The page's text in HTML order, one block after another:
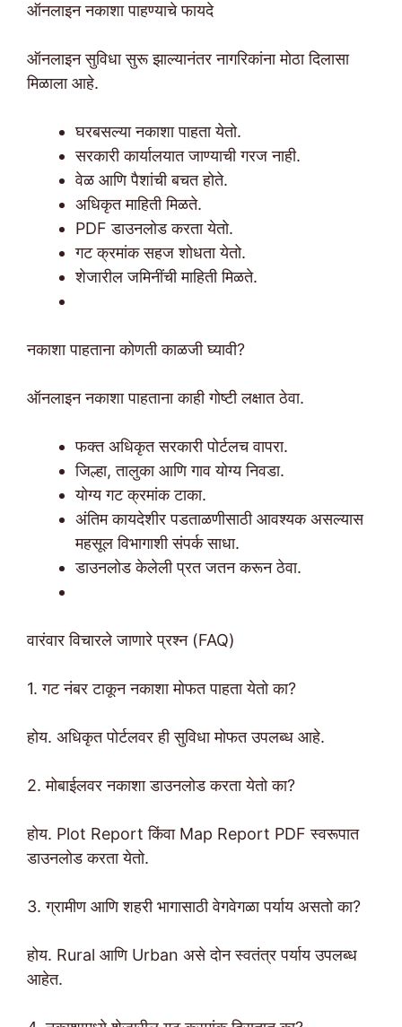
ऑनलाइन नकाशा पाहण्याचे फायदे
ऑनलाइन सुविधा सुरू झाल्यानंतर नागरिकांना मोठा दिलासा
मिळाला आहे.
घरबसल्या नकाशा पाहता येतो.
सरकारी कार्यालयात जाण्याची गरज नाही.
वेळ आणि पैशांची बचत होते.
अधिकृत माहिती मिळते.
PDF डाउनलोड करता येतो.
गट क्रमांक सहज शोधता येतो.
शेजारील जमिनींची माहिती मिळते.
नकाशा पाहताना कोणती काळजी घ्यावी?
ऑनलाइन नकाशा पाहताना काही गोष्टी लक्षात ठेवा.
फक्त अधिकृत सरकारी पोर्टलच वापरा.
जिल्हा, तालुका आणि गाव योग्य निवडा.
योग्य गट क्रमांक टाका.
अंतिम कायदेशीर पडताळणीसाठी आवश्यक असल्यास
महसूल विभागाशी संपर्क साधा.
डाउनलोड केलेली प्रत जतन करून ठेवा.
वारंवार विचारले जाणारे प्रश्न (FAQ)
1. गट नंबर टाकून नकाशा मोफत पाहता येतो का?
होय. अधिकृत पोर्टलवर ही सुविधा मोफत उपलब्ध आहे.
2. मोबाईलवर नकाशा डाउनलोड करता येतो का?
होय. Plot Report किंवा Map Report PDF स्वरूपात
डाउनलोड करता येतो.
3. ग्रामीण आणि शहरी भागासाठी वेगवेगळा पर्याय असतो का?
होय. Rural आणि Urban असे दोन स्वतंत्र पर्याय उपलब्ध
आहेत.